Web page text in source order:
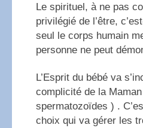
Le spirituel, à ne pas
privilégié de l’être,
seul le corps humain
personne ne peut
L’Esprit du bébé va
complicité de la
spermatozoïdes ) .
choix qui va gérer les